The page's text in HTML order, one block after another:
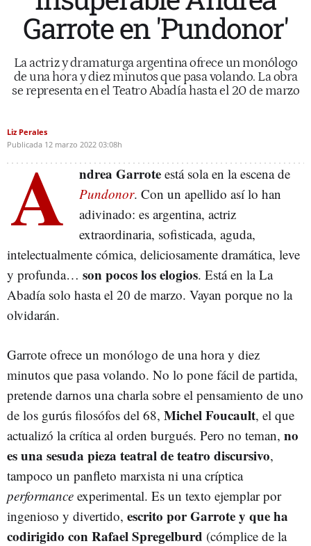
Garrote en 'Pundonor'
La actriz y dramaturga argentina ofrece un monólogo
de una hora y diez minutos que pasa volando. La obra
se representa en el Teatro Abadía hasta el 20 de marzo
Liz Perales
Publicada 12 marzo 2022 03:08h
A ndrea Garrote está sola en la escena de
Pundonor. Con un apellido así lo han
adivinado: es argentina, actriz
extraordinaria, sofisticada, aguda,
intelectualmente cómica, deliciosamente dramática, leve
y profunda… son pocos los elogios. Está en la La
Abadía solo hasta el 20 de marzo. Vayan porque no la
olvidarán.
Garrote ofrece un monólogo de una hora y diez
minutos que pasa volando. No lo pone fácil de partida,
pretende darnos una charla sobre el pensamiento de uno
de los gurús filosófos del 68, Michel Foucault, el que
actualizó la crítica al orden burgués. Pero no teman, no
es una sesuda pieza teatral de teatro discursivo,
tampoco un panfleto marxista ni una críptica
performance experimental. Es un texto ejemplar por
ingenioso y divertido, escrito por Garrote y que ha
codirigido con Rafael Spregelburd (cómplice de la